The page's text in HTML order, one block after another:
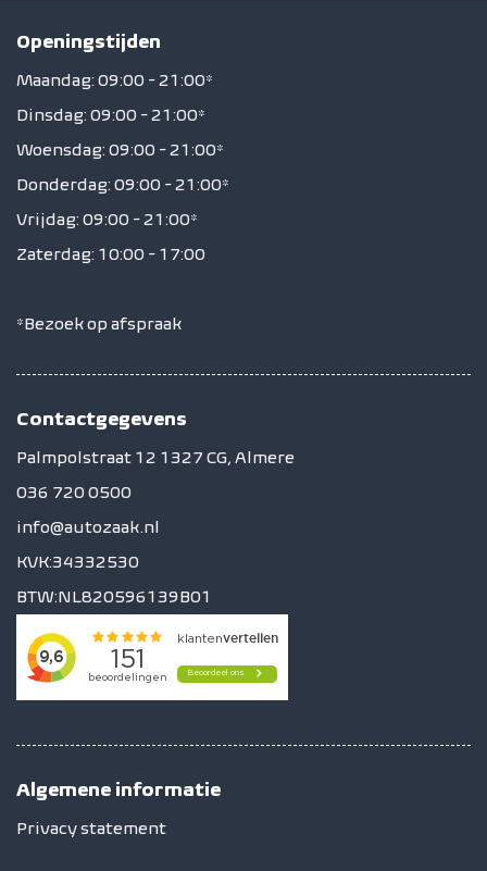
Openingstijden
Maandag: 09:00 - 21:00*
Dinsdag: 09:00 - 21:00*
Woensdag: 09:00 - 21:00*
Donderdag: 09:00 - 21:00*
Vrijdag: 09:00 - 21:00*
Zaterdag: 10:00 - 17:00
*Bezoek op afspraak
Contactgegevens
Palmpolstraat 12 1327 CG, Almere
036 720 0500
info@autozaak.nl
KVK:34332530
BTW:NL820596139B01
Algemene informatie
Privacy statement